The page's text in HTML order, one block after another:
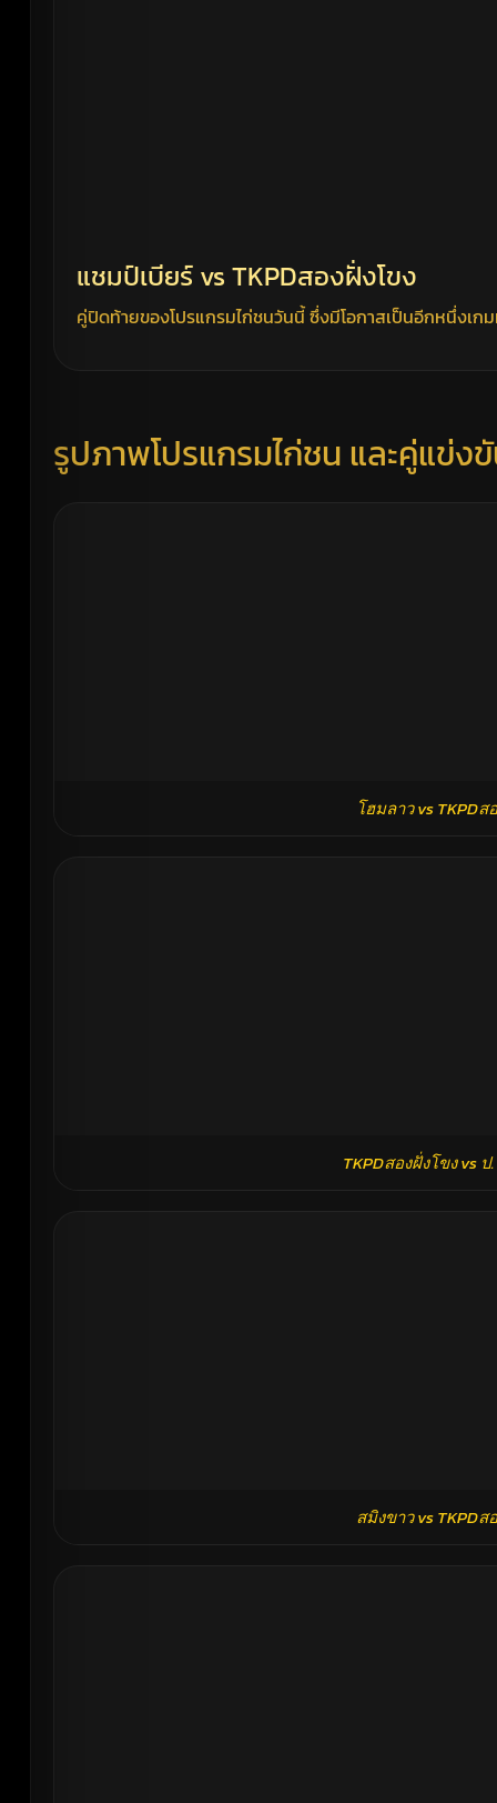
แชมป์เบียร์ vs TKPDสองฝั่งโขง
คู่ปิดท้ายของโปรแกรมไก่ชนวันนี้ ซึ่งมีโอกาสเป็นอีกหนึ่งเก
รูปภาพโปรแกรมไก่ชน และคู่แข่ง
โฮมลาว vs TKPDส
TKPDสองฝั่งโขง vs
สมิงขาว vs TKPDส